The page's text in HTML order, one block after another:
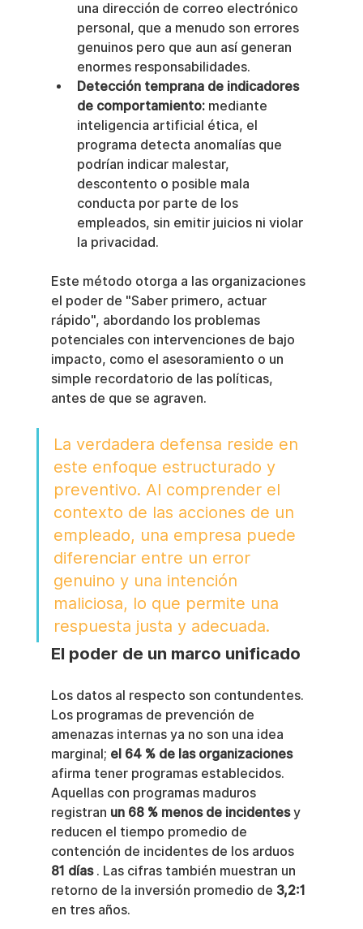
una dirección de correo electrónico
personal, que a menudo son errores
genuinos pero que aun así generan
enormes responsabilidades.
Detección temprana de indicadores
de comportamiento: mediante
inteligencia artificial ética, el
programa detecta anomalías que
podrían indicar malestar,
descontento o posible mala
conducta por parte de los
empleados, sin emitir juicios ni violar
la privacidad.
Este método otorga a las organizaciones
el poder de "Saber primero, actuar
rápido", abordando los problemas
potenciales con intervenciones de bajo
impacto, como el asesoramiento o un
simple recordatorio de las políticas,
antes de que se agraven.
La verdadera defensa reside en
este enfoque estructurado y
preventivo. Al comprender el
contexto de las acciones de un
empleado, una empresa puede
diferenciar entre un error
genuino y una intención
maliciosa, lo que permite una
respuesta justa y adecuada.
El poder de un marco unificado
Los datos al respecto son contundentes.
Los programas de prevención de
amenazas internas ya no son una idea
marginal; el 64 % de las organizaciones
afirma tener programas establecidos.
Aquellas con programas maduros
registran un 68 % menos de incidentes y
reducen el tiempo promedio de
contención de incidentes de los arduos
81 días . Las cifras también muestran un
retorno de la inversión promedio de 3,2:1
en tres años.